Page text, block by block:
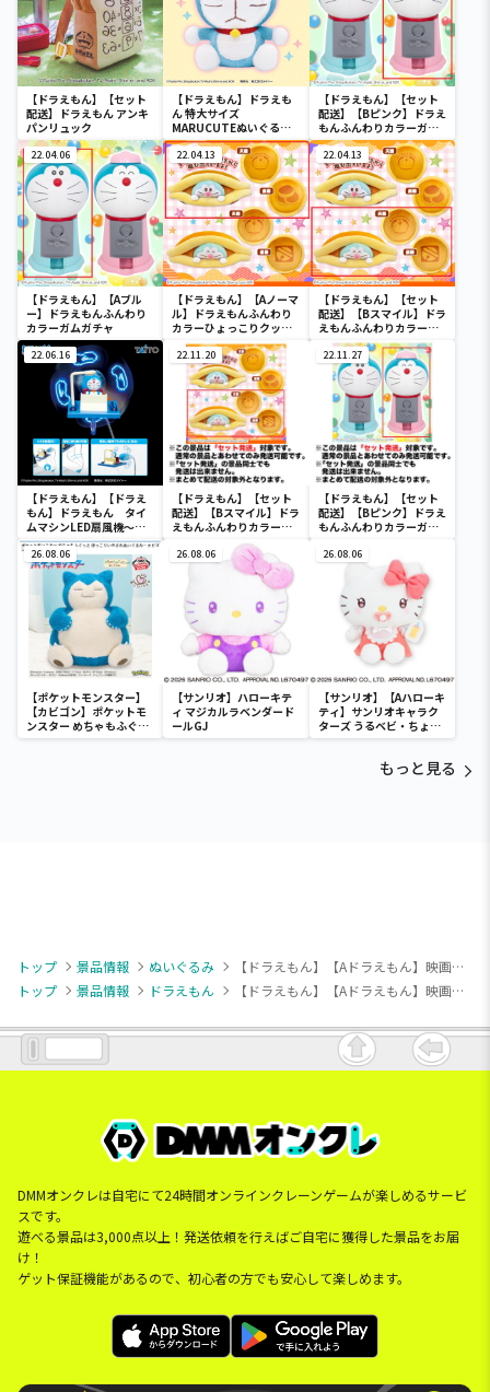
【ドラえもん】【セット
配送】ドラえもん アンキ
パンリュック
【ドラえもん】ドラえも
ん 特大サイズ
MARUCUTEぬいぐるみ
vol.2
【ドラえもん】【セット
配送】【Bピンク】ドラえ
もんふんわりカラーガム
ガチャ
22.04.06
【ドラえもん】【Aブル
ー】ドラえもんふんわり
カラーガムガチャ
22.04.13
【ドラえもん】【Aノーマ
ル】ドラえもんふんわり
カラーひょっこりクッシ
ョン
22.04.13
【ドラえもん】【セット
配送】【Bスマイル】ドラ
えもんふんわりカラーひ
ょっこりクッション
22.06.16
【ドラえもん】【ドラえ
もん】ドラえもん タイ
ムマシンLED扇風機～
Renewal～
22.11.20
【ドラえもん】【セット
配送】【Bスマイル】ドラ
えもんふんわりカラーひ
ょっこりクッション
22.11.27
【ドラえもん】【セット
配送】【Bピンク】ドラえ
もんふんわりカラーガム
26.08.06
【ポケットモンスター】
【カビゴン】ポケットモ
ンスター めちゃもふぐっ
と ほっこりいやされぬい
26.08.06
【サンリオ】ハローキテ
ィ マジカルラベンダード
ールGJ
26.08.06
【サンリオ】【Aハローキ
ティ】サンリオキャラク
ターズ うるベビ・ちょい
デカドール
もっと見る
トップ 景品情報 ぬいぐるみ
【ドラえもん】【Aドラえもん】映画ドラえもん のび太の絵世界物語 赤いほっぺぬいぐるみ“ドラえもん＆クレア＆チャイ”（EX）
トップ
景品情報 ドラえもん 【ドラえもん】【Aドラえもん】映画ドラえもん のび太の絵世界物語 赤いほっぺぬいぐるみ“ドラえもん＆クレア＆チャイ”（EX）
DMMオンクレは自宅にて24時間オンラインクレーンゲームが楽しめるサービ
スです。
遊べる景品は3,000点以上！発送依頼を行えばご自宅に獲得した景品をお届
け！
ゲット保証機能があるので、初心者の方でも安心して楽しめます。